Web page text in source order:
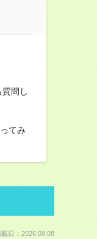
問し
てみ
日：2026.08.08